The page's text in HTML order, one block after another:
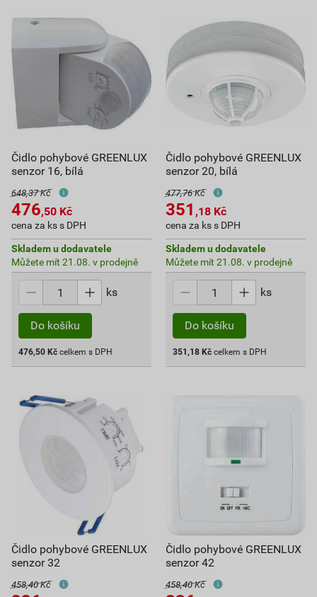
Čidlo pohybové GREENLUX
senzor 16, bílá
648,37 Kč
476,50 Kč
cena za ks s DPH
Skladem u dodavatele
Můžete mít 21.08. v prodejně
ks
Do košíku
476,50 Kč celkem s DPH
Čidlo pohybové GREENLUX
senzor 20, bílá
477,76 Kč
351 ,18 Kč
cena za ks s DPH
Skladem u dodavatele
Můžete mít 21.08. v prodejně
ks
Do košíku
351,18 Kč celkem s DPH
Čidlo pohybové GREENLUX
senzor 32
458,40 Kč
Čidlo pohybové GREENLUX
senzor 42
458,40 Kč